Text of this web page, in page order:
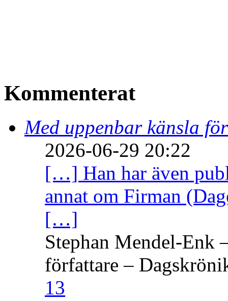
Kommenterat
Med uppenbar känsla
2026-06-29 20:22
[…] Han har även
annat om Firman
[…]
Stephan Mendel-Enk
författare –
13